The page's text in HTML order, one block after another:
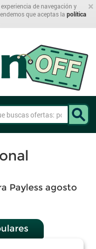
×
de navegación y
que aceptas la política
Payless agosto